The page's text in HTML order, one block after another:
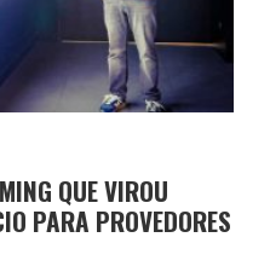
QUE VIROU
PARA PROVEDORES